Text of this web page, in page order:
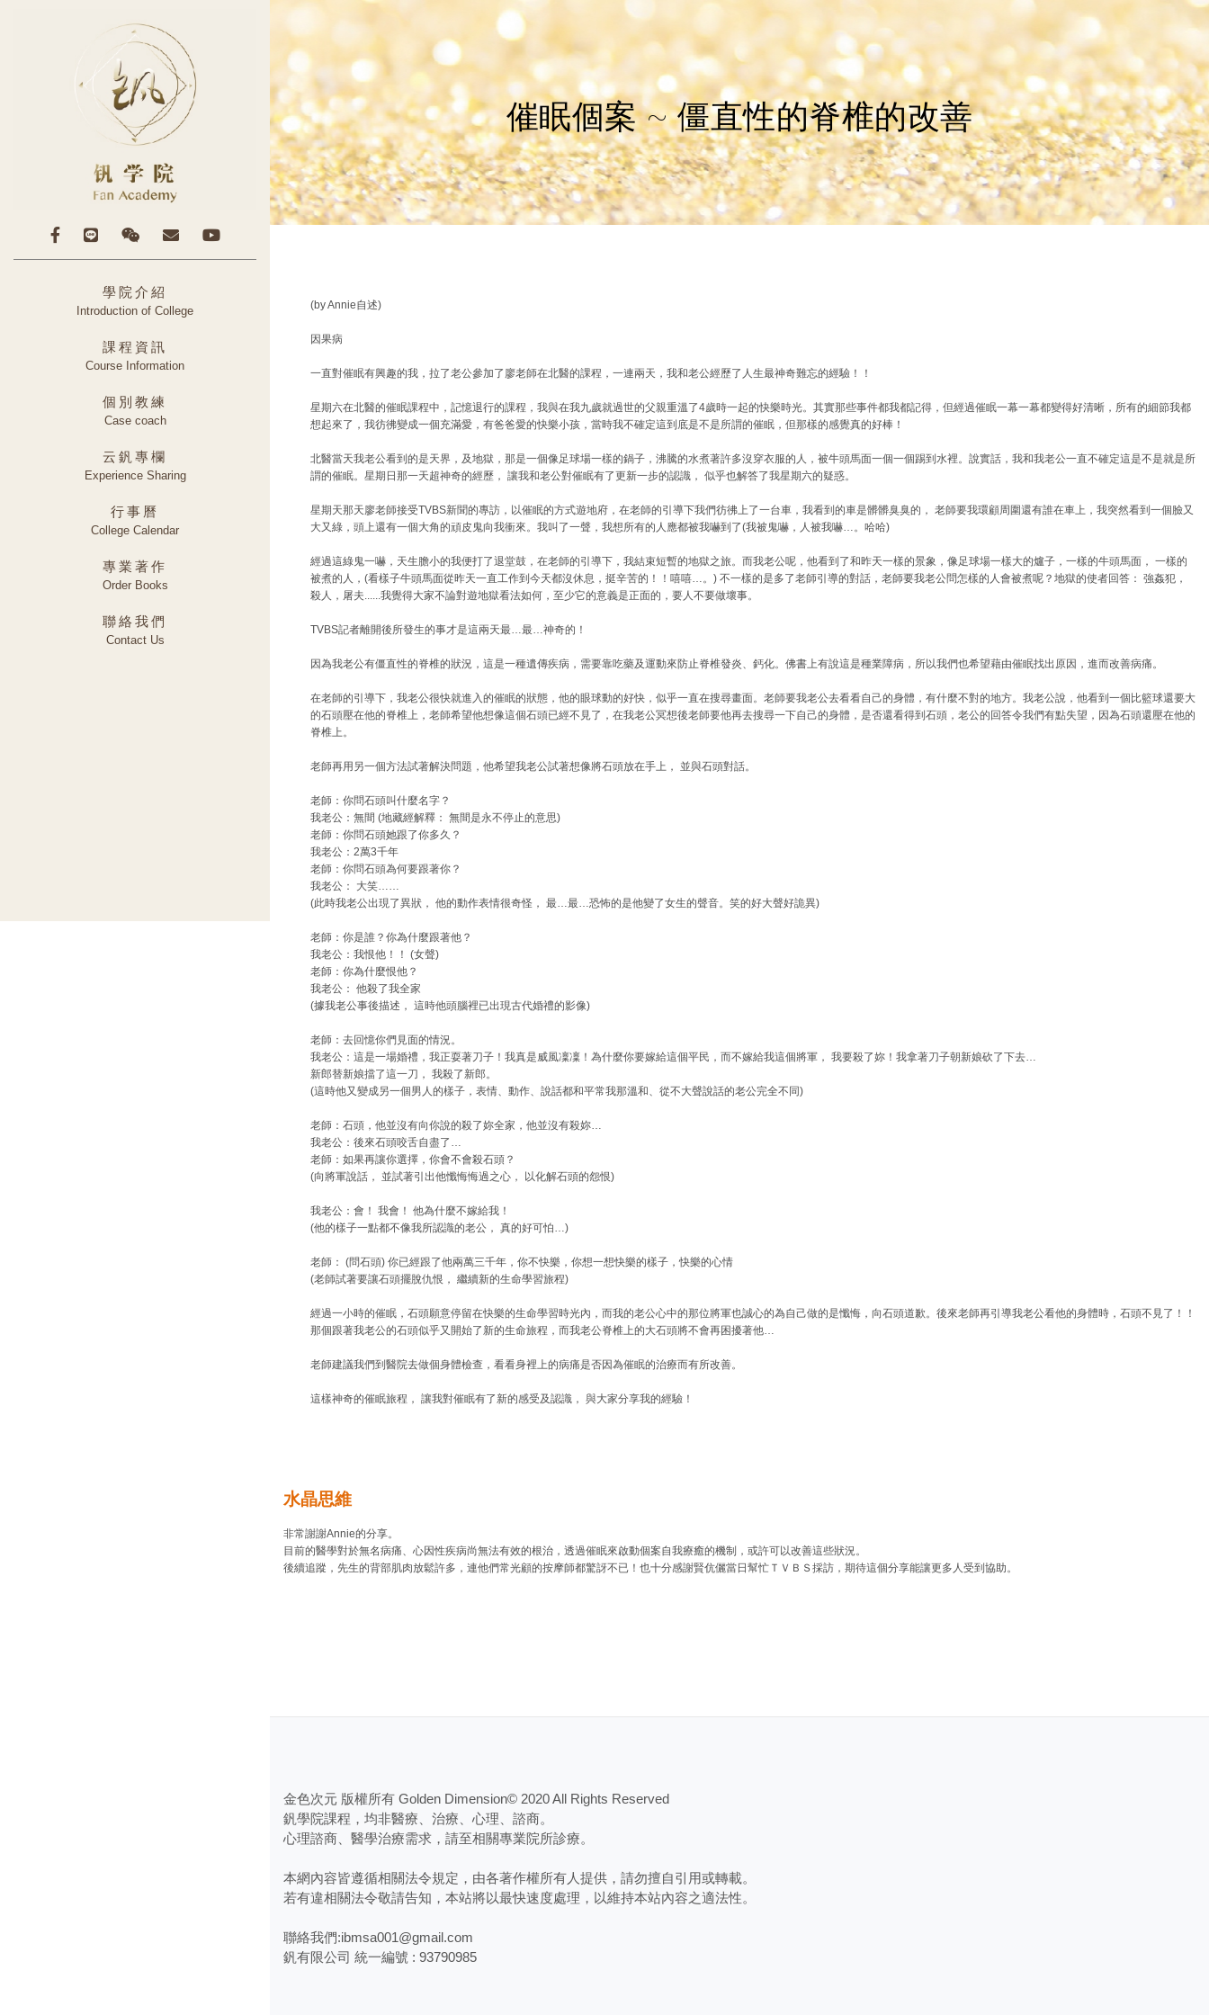
學院介紹
Introduction of College
課程資訊
Course Information
個別教練
Case coach
云釩專欄
Experience Sharing
行事曆
College Calendar
專業著作
Order Books
聯絡我們
Contact Us
催眠個案 ~ 僵直性的脊椎的改善
(by Annie自述)
因果病
一直對催眠有興趣的我，拉了老公參加了廖老師在北醫的課程，一連兩天，我和老公經歷了人生最神奇難忘的經驗！！
星期六在北醫的催眠課程中，記憶退行的課程，我與在我九歲就過世的父親重溫了4歲時一起的快樂時光。其實那些事件都我都記得，但經過催眠一幕一幕都變得好清晰，所有的細節我都
想起來了，我彷彿變成一個充滿愛，有爸爸愛的快樂小孩，當時我不確定這到底是不是所謂的催眠，但那樣的感覺真的好棒！
北醫當天我老公看到的是天界，及地獄，那是一個像足球場一樣的鍋子，沸騰的水煮著許多沒穿衣服的人，被牛頭馬面一個一個踢到水裡。說實話，我和我老公一直不確定這是不是就是所
謂的催眠。星期日那一天超神奇的經歷， 讓我和老公對催眠有了更新一步的認識， 似乎也解答了我星期六的疑惑。
星期天那天廖老師接受TVBS新聞的專訪，以催眠的方式遊地府，在老師的引導下我們彷彿上了一台車，我看到的車是髒髒臭臭的， 老師要我環顧周圍還有誰在車上，我突然看到一個臉又
大又綠，頭上還有一個大角的頑皮鬼向我衝來。我叫了一聲，我想所有的人應都被我嚇到了(我被鬼嚇，人被我嚇…。哈哈)
經過這綠鬼一嚇，天生膽小的我便打了退堂鼓，在老師的引導下，我結束短暫的地獄之旅。而我老公呢，他看到了和昨天一樣的景象，像足球場一樣大的爐子，一樣的牛頭馬面， 一樣的
被煮的人，(看樣子牛頭馬面從昨天一直工作到今天都沒休息，挺辛苦的！！嘻嘻…。) 不一樣的是多了老師引導的對話，老師要我老公問怎樣的人會被煮呢？地獄的使者回答： 強姦犯，
殺人，屠夫......我覺得大家不論對遊地獄看法如何，至少它的意義是正面的，要人不要做壞事。
TVBS記者離開後所發生的事才是這兩天最…最…神奇的！
因為我老公有僵直性的脊椎的狀況，這是一種遺傳疾病，需要靠吃藥及運動來防止脊椎發炎、鈣化。佛書上有說這是種業障病，所以我們也希望藉由催眠找出原因，進而改善病痛。
在老師的引導下，我老公很快就進入的催眠的狀態，他的眼球動的好快，似乎一直在搜尋畫面。老師要我老公去看看自己的身體，有什麼不對的地方。我老公說，他看到一個比籃球還要大
的石頭壓在他的脊椎上，老師希望他想像這個石頭已經不見了，在我老公冥想後老師要他再去搜尋一下自己的身體，是否還看得到石頭，老公的回答令我們有點失望，因為石頭還壓在他的
脊椎上。
老師再用另一個方法試著解決問題，他希望我老公試著想像將石頭放在手上， 並與石頭對話。
老師：你問石頭叫什麼名字？
我老公：無間 (地藏經解釋： 無間是永不停止的意思)
老師：你問石頭她跟了你多久？
我老公：2萬3千年
老師：你問石頭為何要跟著你？
我老公： 大笑……
(此時我老公出現了異狀， 他的動作表情很奇怪， 最…最…恐怖的是他變了女生的聲音。笑的好大聲好詭異)
老師：你是誰？你為什麼跟著他？
我老公：我恨他！！ (女聲)
老師：你為什麼恨他？
我老公： 他殺了我全家
(據我老公事後描述， 這時他頭腦裡已出現古代婚禮的影像)
老師：去回憶你們見面的情況。
我老公：這是一場婚禮，我正耍著刀子！我真是威風凜凜！為什麼你要嫁給這個平民，而不嫁給我這個將軍， 我要殺了妳！我拿著刀子朝新娘砍了下去…
新郎替新娘擋了這一刀， 我殺了新郎。
(這時他又變成另一個男人的樣子，表情、動作、說話都和平常我那溫和、從不大聲說話的老公完全不同)
老師：石頭，他並沒有向你說的殺了妳全家，他並沒有殺妳…
我老公：後來石頭咬舌自盡了…
老師：如果再讓你選擇，你會不會殺石頭？
(向將軍說話， 並試著引出他懺悔悔過之心， 以化解石頭的怨恨)
我老公：會！ 我會！ 他為什麼不嫁給我！
(他的樣子一點都不像我所認識的老公， 真的好可怕…)
老師： (問石頭) 你已經跟了他兩萬三千年，你不快樂，你想一想快樂的樣子，快樂的心情
(老師試著要讓石頭擺脫仇恨， 繼續新的生命學習旅程)
經過一小時的催眠，石頭願意停留在快樂的生命學習時光內，而我的老公心中的那位將軍也誠心的為自己做的是懺悔，向石頭道歉。後來老師再引導我老公看他的身體時，石頭不見了！！
那個跟著我老公的石頭似乎又開始了新的生命旅程，而我老公脊椎上的大石頭將不會再困擾著他…
老師建議我們到醫院去做個身體檢查，看看身裡上的病痛是否因為催眠的治療而有所改善。
這樣神奇的催眠旅程， 讓我對催眠有了新的感受及認識， 與大家分享我的經驗！
水晶思維
非常謝謝Annie的分享。
目前的醫學對於無名病痛、心因性疾病尚無法有效的根治，透過催眠來啟動個案自我療癒的機制，或許可以改善這些狀況。
後續追蹤，先生的背部肌肉放鬆許多，連他們常光顧的按摩師都驚訝不已！也十分感謝賢伉儷當日幫忙ＴＶＢＳ採訪，期待這個分享能讓更多人受到協助。
金色次元 版權所有 Golden Dimension© 2020 All Rights Reserved
釩學院課程，均非醫療、治療、心理、諮商。
​心理諮商、醫學治療需求，請至相關專業院所診療。
本網內容皆遵循相關法令規定，由各著作權所有人提供，請勿擅自引用或轉載。
若有違相關法令敬請告知，本站將以最快速度處理，以維持本站內容之適法性。
聯絡我們:ibmsa001@gmail.com
釩有限公司 統一編號 : 93790985